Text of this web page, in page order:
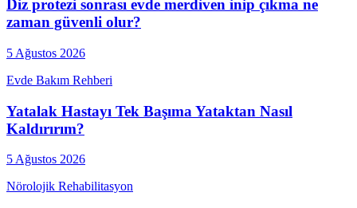
Diz protezi sonrası evde merdiven inip çıkma ne
zaman güvenli olur?
5 Ağustos 2026
Evde Bakım Rehberi
Yatalak Hastayı Tek Başıma Yataktan Nasıl
Kaldırırım?
5 Ağustos 2026
Nörolojik Rehabilitasyon